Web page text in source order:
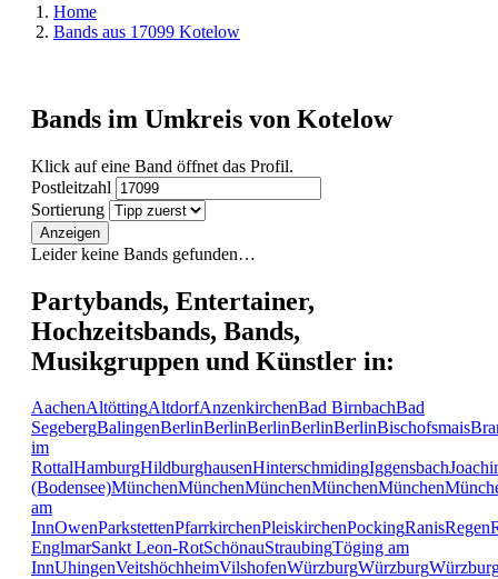
Home
Bands aus 17099 Kotelow
Bands im Umkreis von Kotelow
Klick auf eine Band öffnet das Profil.
Postleitzahl
Sortierung
Anzeigen
Leider keine Bands gefunden…
Partybands, Entertainer,
Hochzeitsbands, Bands,
Musikgruppen und Künstler in:
AachenAltöttingAltdorfAnzenkirchenBad BirnbachBad
SegebergBalingenBerlinBerlinBerlinBerlinBerlinBischofsmais
im
RottalHamburgHildburghausenHinterschmidingIggensbach
(Bodensee)MünchenMünchenMünchenMünchenMünchen
am
InnOwenParkstettenPfarrkirchenPleiskirchenPockingRanisRegen
EnglmarSankt Leon-RotSchönauStraubingTöging am
InnUhingenVeitshöchheimVilshofenWürzburgWürzburg